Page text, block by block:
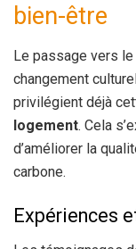
bien-être
Le passage vers le
changement
privilégient déjà
logement. Cela
d’améliorer la
carbone.
Expériences